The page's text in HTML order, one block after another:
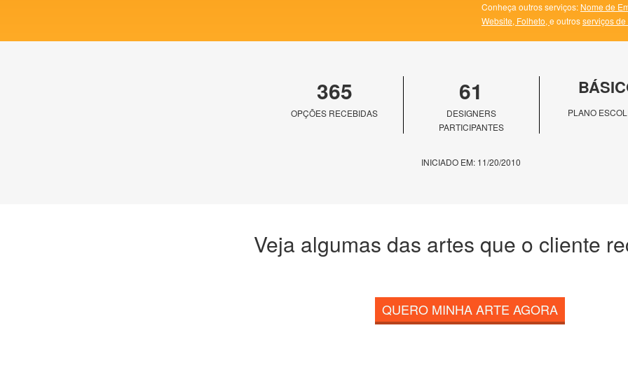
Conheça outros serviços: Nome de
Website, Folheto, e outrosserviços
365
OPÇÕES RECEBIDAS
61
DESIGNERS
PARTICIPANTES
PLANO
INICIADO EM: 11/20/2010
Veja algumas das artes que o cliente
QUERO MINHA ARTE AGORA